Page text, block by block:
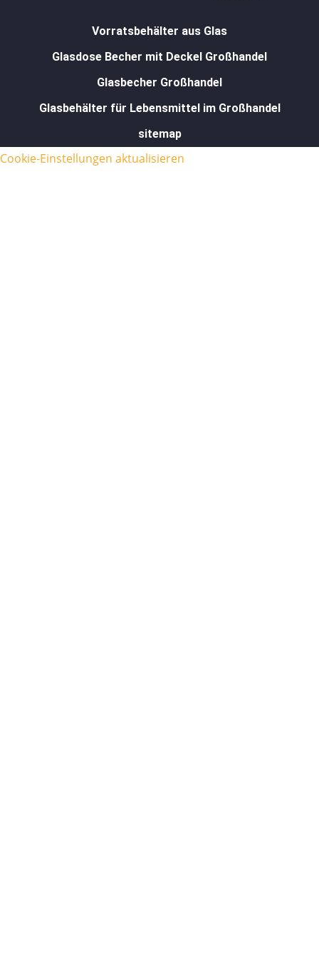
Vorratsbehälter aus Glas
Glasdose Becher mit Deckel Großhandel
Glasbecher Großhandel
Glasbehälter für Lebensmittel im Großhandel
sitemap
Cookie-Einstellungen aktualisieren